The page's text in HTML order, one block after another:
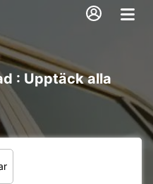
: Upptäck alla